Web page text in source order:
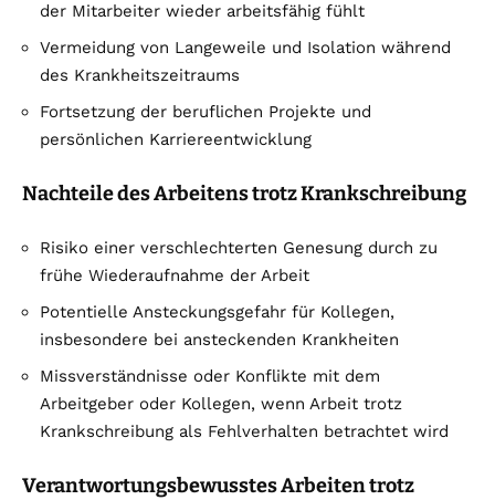
der Mitarbeiter wieder arbeitsfähig fühlt
Vermeidung von Langeweile und Isolation während
des Krankheitszeitraums
Fortsetzung der beruflichen Projekte und
persönlichen Karriereentwicklung
Nachteile des Arbeitens trotz Krankschreibung
Risiko einer verschlechterten Genesung durch zu
frühe Wiederaufnahme der Arbeit
Potentielle Ansteckungsgefahr für Kollegen,
insbesondere bei ansteckenden Krankheiten
Missverständnisse oder Konflikte mit dem
Arbeitgeber oder Kollegen, wenn Arbeit trotz
Krankschreibung als Fehlverhalten betrachtet wird
Verantwortungsbewusstes Arbeiten trotz